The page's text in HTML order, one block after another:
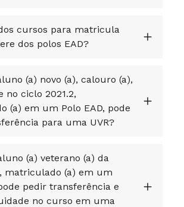
cursos para matricula
dos polos EAD?
(a) novo (a), calouro (a),
no ciclo 2021.2,
(a) em um Polo EAD, pode
para uma UVR?
(a) veterano (a) da
matriculado (a) em um
pedir transferência e
no curso em uma